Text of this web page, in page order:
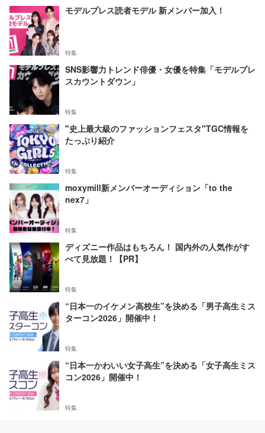
モデルプレス読者モデル 新メンバー加入！
特集
SNS影響力トレンド俳優・女優を特集「モデルプレ
スカウントダウン」
特集
"史上最大級のファッションフェスタ"TGC情報を
たっぷり紹介
特集
moxymill新メンバーオーディション「to the
nex7」
特集
ディズニー作品はもちろん！ 国内外の人気作がす
べて見放題！【PR】
特集
“日本一のイケメン高校生”を決める「男子高生ミス
ターコン2026」開催中！
特集
“日本一かわいい女子高生”を決める「女子高生ミス
コン2026」開催中！
特集